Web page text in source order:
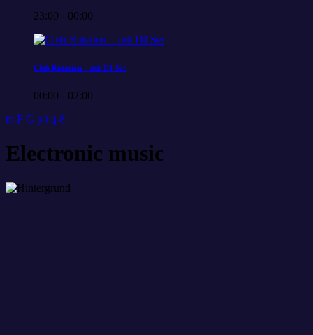
23:00 - 00:00
Club Rotation – mit DJ Set
00:00 - 02:00
Electronic music